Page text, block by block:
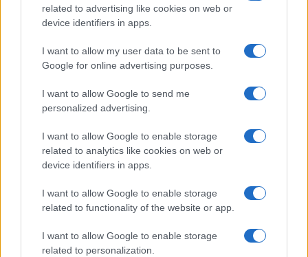
related to advertising like cookies on web or
device identifiers in apps.
I want to allow my user data to be sent to
Google for online advertising purposes.
I want to allow Google to send me
personalized advertising.
I want to allow Google to enable storage
related to analytics like cookies on web or
device identifiers in apps.
I want to allow Google to enable storage
related to functionality of the website or app.
I want to allow Google to enable storage
related to personalization.
Sigue leyendo
Cotización de criptomonedas: evolución y perspectivas en 2026